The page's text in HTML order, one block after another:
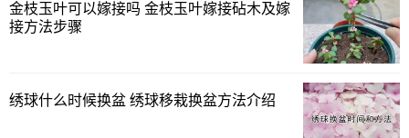
金枝玉叶可以嫁接吗 金枝玉叶嫁接砧木及嫁
接方法步骤
绣球什么时候换盆 绣球移栽换盆方法介绍